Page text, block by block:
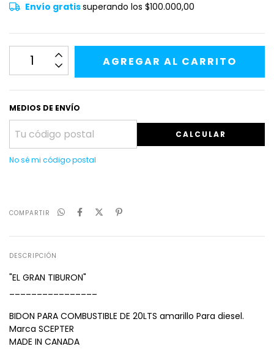
Envío gratissuperando los $100.000,00
MEDIOS DE ENVÍO
CALCULAR
No sé mi código postal
COMPARTIR
DESCRIPCIÓN
"EL GRAN TIBURON"
BIDON PARA COMBUSTIBLE DE 20LTS amarillo Para diesel.
Marca SCEPTER
MADE IN CANADA